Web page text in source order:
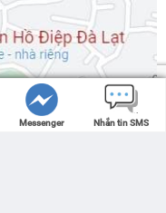
Messenger Nhắn tin SMS
Messenger Nhắn tin SMS